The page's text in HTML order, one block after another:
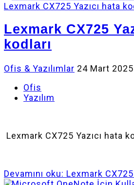
Lexmark CX725 Yazıcı hata
Lexmark CX725
kodları
Ofis & Yazılımlar 24 Mart 2025
Ofis
Yazılım
Lexmark CX725 Yazıcı hata
Devamını oku: Lexmark